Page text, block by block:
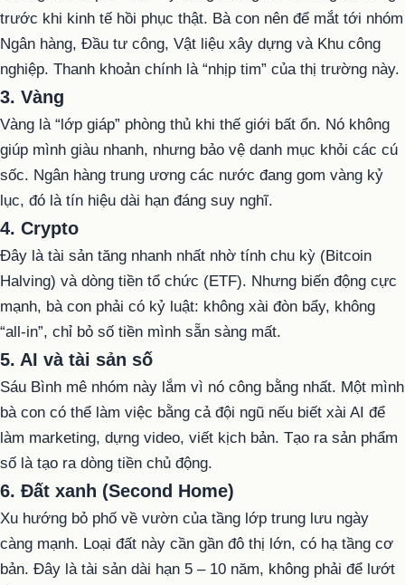
trước khi kinh tế hồi phục thật. Bà con nên để mắt tới nhóm
Ngân hàng, Đầu tư công, Vật liệu xây dựng và Khu công
nghiệp. Thanh khoản chính là “nhịp tim” của thị trường này.
3. Vàng
Vàng là “lớp giáp” phòng thủ khi thế giới bất ổn. Nó không
giúp mình giàu nhanh, nhưng bảo vệ danh mục khỏi các cú
sốc. Ngân hàng trung ương các nước đang gom vàng kỷ
lục, đó là tín hiệu dài hạn đáng suy nghĩ.
4. Crypto
Đây là tài sản tăng nhanh nhất nhờ tính chu kỳ (Bitcoin
Halving) và dòng tiền tổ chức (ETF). Nhưng biến động cực
mạnh, bà con phải có kỷ luật: không xài đòn bẩy, không
“all-in”, chỉ bỏ số tiền mình sẵn sàng mất.
5. AI và tài sản số
Sáu Bình mê nhóm này lắm vì nó công bằng nhất. Một mình
bà con có thể làm việc bằng cả đội ngũ nếu biết xài AI để
làm marketing, dựng video, viết kịch bản. Tạo ra sản phẩm
số là tạo ra dòng tiền chủ động.
6. Đất xanh (Second Home)
Xu hướng bỏ phố về vườn của tầng lớp trung lưu ngày
càng mạnh. Loại đất này cần gần đô thị lớn, có hạ tầng cơ
bản. Đây là tài sản dài hạn 5 – 10 năm, không phải để lướt